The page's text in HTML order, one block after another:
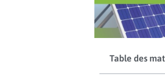
Table des